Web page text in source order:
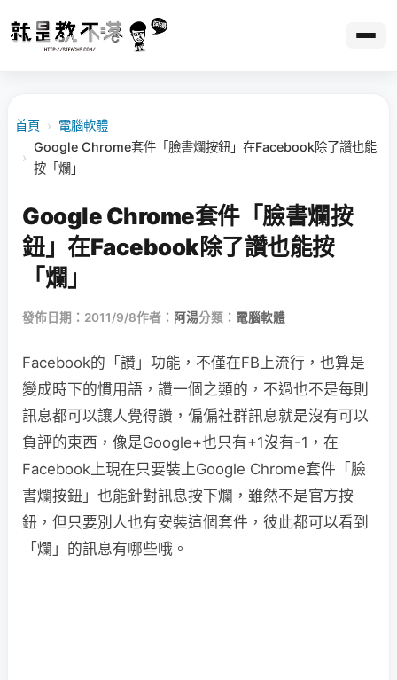
首頁 › 電腦軟體
›
Google Chrome套件「臉書爛按鈕」在Facebook除了讚也能
按「爛」
Google Chrome套件「臉書爛按
鈕」在Facebook除了讚也能按
「爛」
發佈日期：2011/9/8作者： 阿湯分類： 電腦軟體
Facebook的「讚」功能，不僅在FB上流行，也算是
變成時下的慣用語，讚一個之類的，不過也不是每則
訊息都可以讓人覺得讚，偏偏社群訊息就是沒有可以
負評的東西，像是Google+也只有+1沒有-1，在
Facebook上現在只要裝上Google Chrome套件「臉
書爛按鈕」也能針對訊息按下爛，雖然不是官方按
鈕，但只要別人也有安裝這個套件，彼此都可以看到
「爛」的訊息有哪些哦。